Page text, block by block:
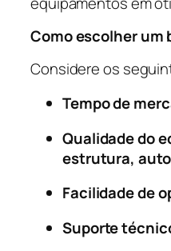
Como escolher um
Considere os
Tempo de
Qualidade do
estrutura,
Facilidade de
Suporte